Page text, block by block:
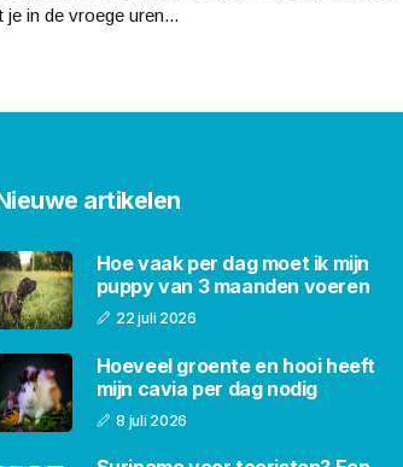
je in de vroege uren...
artikelen
Hoe vaak per dag moet ik mijn
puppy van 3 maanden voeren
22 juli 2026
Hoeveel groente en hooi heeft
mijn cavia per dag nodig
8 juli 2026